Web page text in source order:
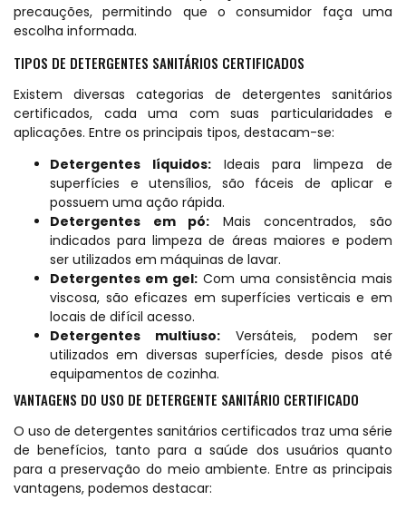
precauções, permitindo que o consumidor faça uma
escolha informada.
TIPOS DE DETERGENTES SANITÁRIOS CERTIFICADOS
Existem diversas categorias de detergentes sanitários
certificados, cada uma com suas particularidades e
aplicações. Entre os principais tipos, destacam-se:
Detergentes líquidos:Ideais para limpeza de
superfícies e utensílios, são fáceis de aplicar e
possuem uma ação rápida.
Detergentes em pó: Mais concentrados, são
indicados para limpeza de áreas maiores e podem
ser utilizados em máquinas de lavar.
Detergentes em gel: Com uma consistência mais
viscosa, são eficazes em superfícies verticais e em
locais de difícil acesso.
Detergentes multiuso: Versáteis, podem ser
utilizados em diversas superfícies, desde pisos até
equipamentos de cozinha.
VANTAGENS DO USO DE DETERGENTE SANITÁRIO CERTIFICADO
O uso de detergentes sanitários certificados traz uma série
de benefícios, tanto para a saúde dos usuários quanto
para a preservação do meio ambiente. Entre as principais
vantagens, podemos destacar: